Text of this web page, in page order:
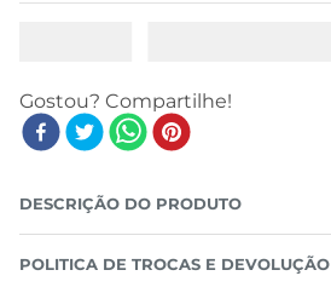
DESCRIÇÃO DO PRODUTO
POLITICA DE TROCAS E DEVOLUÇÃO